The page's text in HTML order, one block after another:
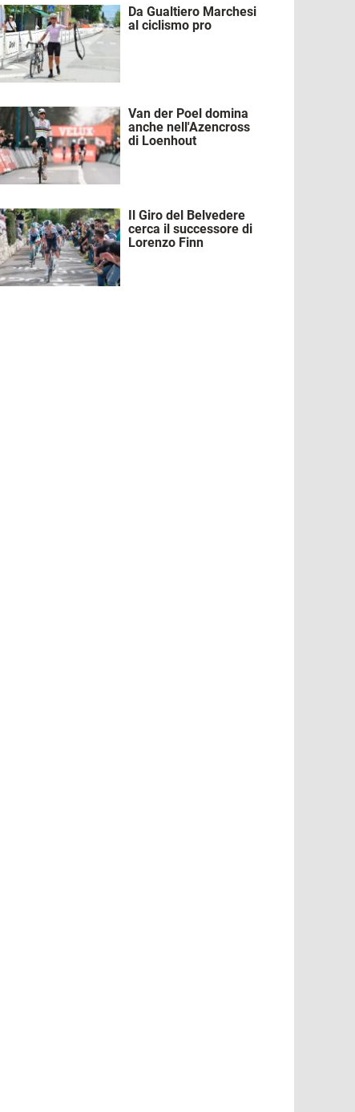
Da Gualtiero Marchesi
al ciclismo pro
Van der Poel domina
anche nell'Azencross
di Loenhout
Il Giro del Belvedere
cerca il successore di
Lorenzo Finn